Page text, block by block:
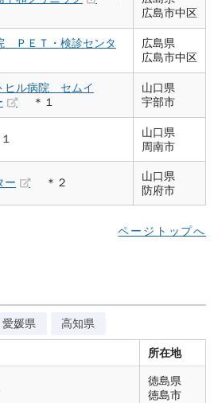
広島市中区
ＰＥＴ・検診センタ
広島県
広島市中区
ヒル病院 セムイ
＊１
山口県
宇部市
山口県
周南市
ー ＊２
山口県
防府市
ページトップへ
愛媛県 高知県
所在地
徳島県
徳島市